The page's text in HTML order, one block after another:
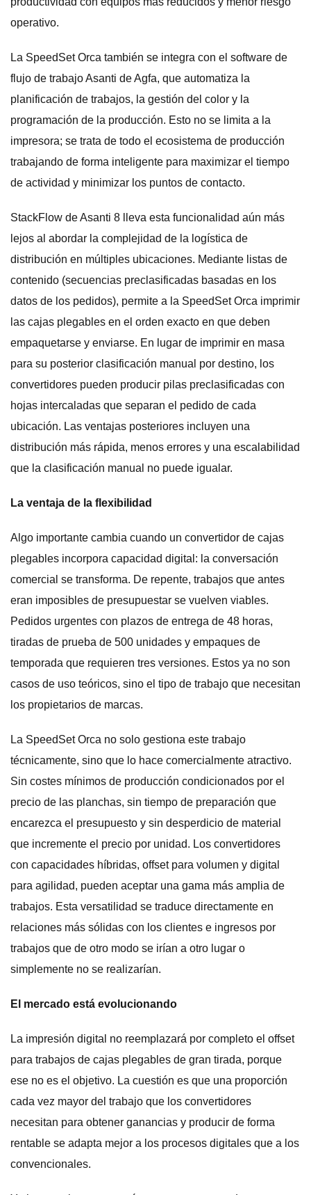
operativo.
La SpeedSet Orca también se integra con el software de
flujo de trabajo Asanti de Agfa, que automatiza la
planificación de trabajos, la gestión del color y la
programación de la producción. Esto no se limita a la
impresora; se trata de todo el ecosistema de producción
trabajando de forma inteligente para maximizar el tiempo
de actividad y minimizar los puntos de contacto.
StackFlow de Asanti 8 lleva esta funcionalidad aún más
lejos al abordar la complejidad de la logística de
distribución en múltiples ubicaciones. Mediante listas de
contenido (secuencias preclasificadas basadas en los
datos de los pedidos), permite a la SpeedSet Orca imprimir
las cajas plegables en el orden exacto en que deben
empaquetarse y enviarse. En lugar de imprimir en masa
para su posterior clasificación manual por destino, los
convertidores pueden producir pilas preclasificadas con
hojas intercaladas que separan el pedido de cada
ubicación. Las ventajas posteriores incluyen una
distribución más rápida, menos errores y una escalabilidad
que la clasificación manual no puede igualar.
La ventaja de la flexibilidad
Algo importante cambia cuando un convertidor de cajas
plegables incorpora capacidad digital: la conversación
comercial se transforma. De repente, trabajos que antes
eran imposibles de presupuestar se vuelven viables.
Pedidos urgentes con plazos de entrega de 48 horas,
tiradas de prueba de 500 unidades y empaques de
temporada que requieren tres versiones. Estos ya no son
casos de uso teóricos, sino el tipo de trabajo que necesitan
los propietarios de marcas.
La SpeedSet Orca no solo gestiona este trabajo
técnicamente, sino que lo hace comercialmente atractivo.
Sin costes mínimos de producción condicionados por el
precio de las planchas, sin tiempo de preparación que
encarezca el presupuesto y sin desperdicio de material
que incremente el precio por unidad. Los convertidores
con capacidades híbridas, offset para volumen y digital
para agilidad, pueden aceptar una gama más amplia de
trabajos. Esta versatilidad se traduce directamente en
relaciones más sólidas con los clientes e ingresos por
trabajos que de otro modo se irían a otro lugar o
simplemente no se realizarían.
El mercado está evolucionando
La impresión digital no reemplazará por completo el offset
para trabajos de cajas plegables de gran tirada, porque
ese no es el objetivo. La cuestión es que una proporción
cada vez mayor del trabajo que los convertidores
necesitan para obtener ganancias y producir de forma
rentable se adapta mejor a los procesos digitales que a los
convencionales.